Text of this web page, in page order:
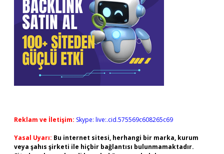
Reklam ve İletişim: Skype: live:.cid.575569c608265c69
Yasal Uyarı: Bu internet sitesi, herhangi bir marka, kurum
veya şahıs şirketi ile hiçbir bağlantısı bulunmamaktadır.